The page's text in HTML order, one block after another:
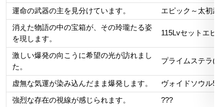
運命の武器の主を見分けています。 エピック～太初
消えた物語の中の宝箱が、その玲瓏たる姿
を現します。
115Lvセットエ
激しい爆発の向こうに希望の光が訪れまし
た。
プライムステラ(
虚無な気運が染み込んだまま爆発します。 ヴォイドソウル5
強烈な存在の視線が感じられます。 ???